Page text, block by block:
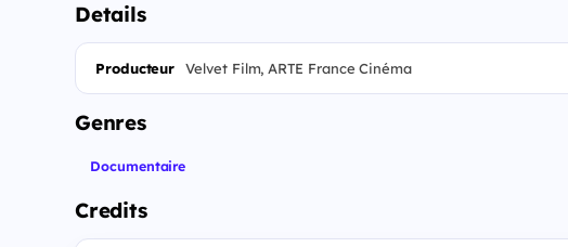
Details
Producteur Velvet Film, ARTE France Cinéma
Genres
Documentaire
Credits